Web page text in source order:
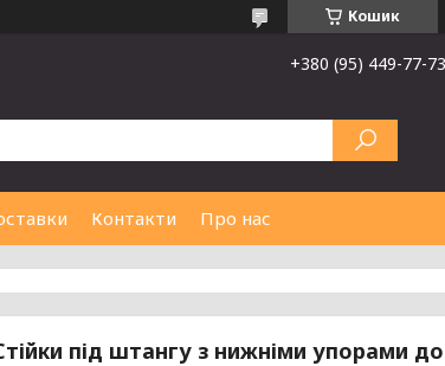
Кошик
+380 (95) 449-77-73
Контакти Про нас
під штангу з нижніми упорами до